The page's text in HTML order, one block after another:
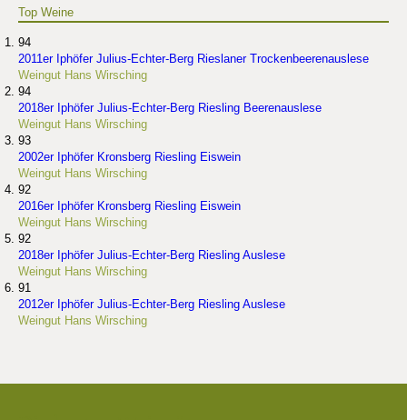
Top Weine
94
2011er Iphöfer Julius-Echter-Berg Rieslaner Trockenbeerenauslese
Weingut Hans Wirsching
94
2018er Iphöfer Julius-Echter-Berg Riesling Beerenauslese
Weingut Hans Wirsching
93
2002er Iphöfer Kronsberg Riesling Eiswein
Weingut Hans Wirsching
92
2016er Iphöfer Kronsberg Riesling Eiswein
Weingut Hans Wirsching
92
2018er Iphöfer Julius-Echter-Berg Riesling Auslese
Weingut Hans Wirsching
91
2012er Iphöfer Julius-Echter-Berg Riesling Auslese
Weingut Hans Wirsching